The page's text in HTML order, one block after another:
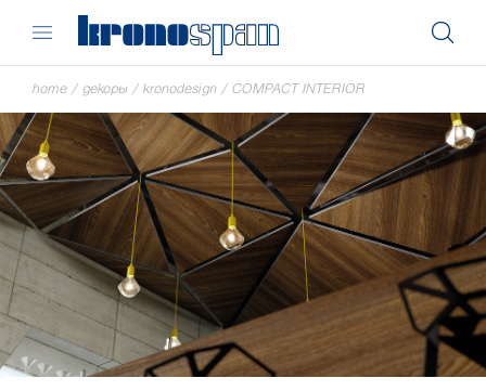
home / декоры / kronodesign / COMPACT INTERIOR